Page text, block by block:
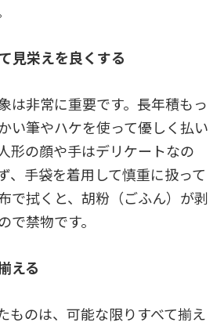
見栄えを良くする
は非常に重要です。長年積もっ
い筆やハケを使って優しく払い
形の顔や手はデリケートなの
、手袋を着用して慎重に扱って
で拭くと、胡粉（ごふん）が剥
で禁物です。
える
ものは、可能な限りすべて揃え